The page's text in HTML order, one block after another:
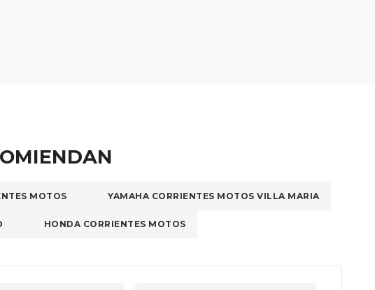
MOTOS YAMAHA CORRIENTES MOTOS VILLA MARIA
HONDA CORRIENTES MOTOS